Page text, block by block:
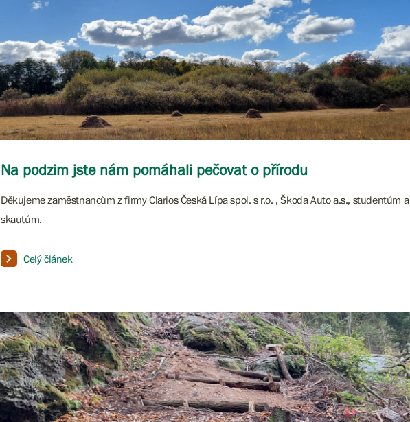
Na podzim jste nám pomáhali pečovat o přírodu
Děkujeme zaměstnancům z firmy Clarios Česká Lípa spol. s r.o. , Škoda Auto a.s., studentům a
skautům.
Celý článek